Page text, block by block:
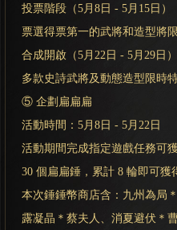
投票階段（5月8日 - 5月15日）
票選得票第一的武將和造型將
合成開啟（5月22日 - 5月29日）
多款史詩武將及動態造型限時
⑤ 企劃扁扁扁
活動時間：5月8日 - 5月22日
活動期間完成指定遊戲任務可
30 個扁扁錘，累計 8 輪即可獲
本次錘錘幣商店含：九州為局
露凝晶＊蔡夫人、消夏避伏＊